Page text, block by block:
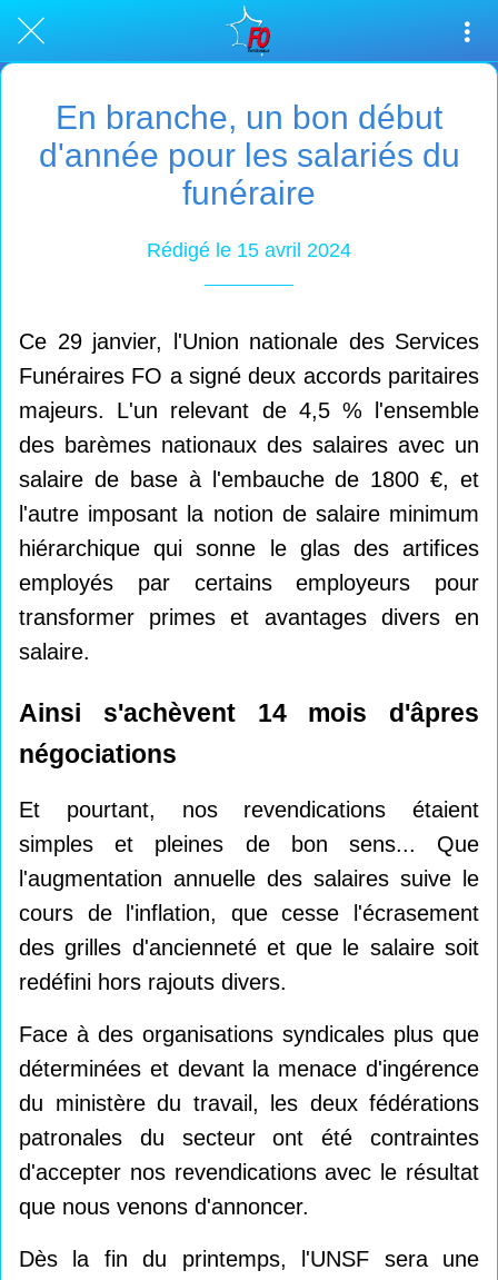
En branche, un bon début
d'année pour les salariés du
funéraire
Rédigé le 15 avril 2024
Ce 29 janvier, l'Union nationale des Services
Funéraires FO a signé deux accords paritaires
majeurs. L'un relevant de 4,5 % l'ensemble
des barèmes nationaux des salaires avec un
salaire de base à l'embauche de 1800 €, et
l'autre imposant la notion de salaire minimum
hiérarchique qui sonne le glas des artifices
employés par certains employeurs pour
transformer primes et avantages divers en
salaire.
Ainsi s'achèvent 14 mois d'âpres
négociations
Et pourtant, nos revendications étaient
simples et pleines de bon sens... Que
l'augmentation annuelle des salaires suive le
cours de l'inflation, que cesse l'écrasement
des grilles d'ancienneté et que le salaire soit
redéfini hors rajouts divers.
Face à des organisations syndicales plus que
déterminées et devant la menace d'ingérence
du ministère du travail, les deux fédérations
patronales du secteur ont été contraintes
d'accepter nos revendications avec le résultat
que nous venons d'annoncer.
Dès la fin du printemps, l'UNSF sera une